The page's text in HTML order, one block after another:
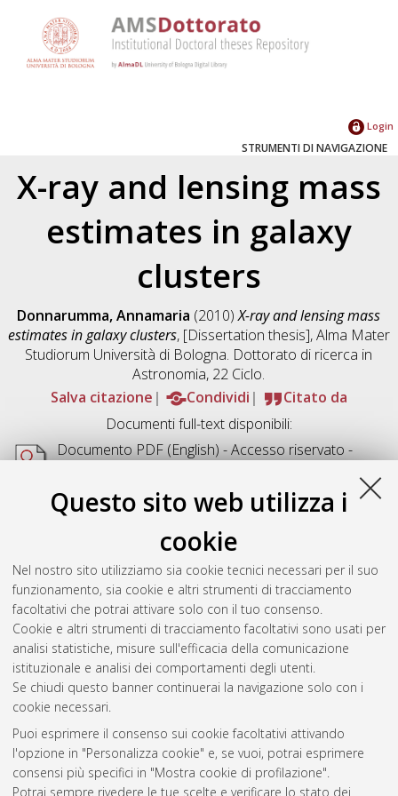
Questo sito web utilizza i
cookie
Nel nostro sito utilizziamo sia cookie tecnici necessari per il suo
funzionamento, sia cookie e altri strumenti di tracciamento
facoltativi che potrai attivare solo con il tuo consenso.
Cookie e altri strumenti di tracciamento facoltativi sono usati per
analisi statistiche, misure sull'efficacia della comunicazione
istituzionale e analisi dei comportamenti degli utenti.
Se chiudi questo banner continuerai la navigazione solo con i
cookie necessari.
Puoi esprimere il consenso sui cookie facoltativi attivando
l'opzione in "Personalizza cookie" e, se vuoi, potrai esprimere
consensi più specifici in "Mostra cookie di profilazione".
Potrai sempre rivedere le tue scelte e verificare lo stato dei
Login
STRUMENTI DI NAVIGAZIONE
X-ray and lensing mass
estimates in galaxy
clusters
Donnarumma, Annamaria (2010)X-ray and lensing mass
estimates in galaxy clusters, [Dissertation thesis], Alma Mater
Studiorum Università di Bologna. Dottorato di ricerca in
Astronomia, 22 Ciclo.
Salva citazione
Condividi
Citato da
Documenti full-text disponibili:
Documento PDF(English) - Accesso riservato -
Acrobat Reader
Download (6MB)
Abstract
Altri metadati
Gestione del documento:
Atom
Rss 1.0
Rss 2.0